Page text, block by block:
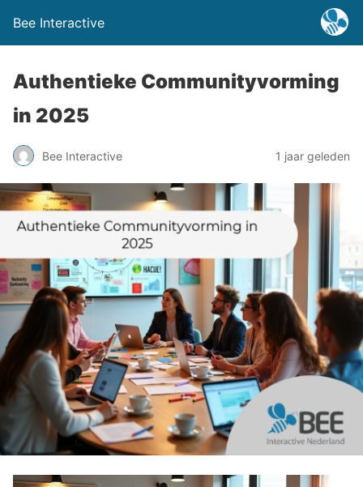
Bee Interactive
Authentieke Communityvorming
in 2025
Bee Interactive 1 jaar geleden